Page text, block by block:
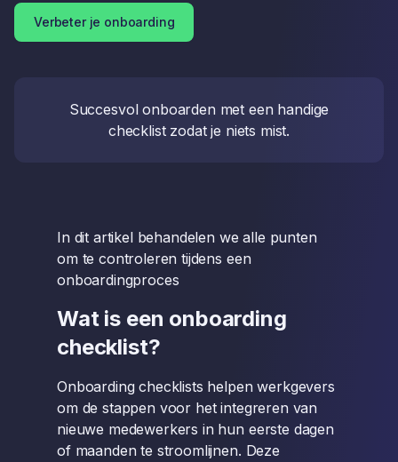
Verbeter je onboarding
Succesvol onboarden met een handige
checklist zodat je niets mist.
In dit artikel behandelen we alle punten
om te controleren tijdens een
onboardingproces
Wat is een onboarding
checklist?
Onboarding checklists helpen werkgevers
om de stappen voor het integreren van
nieuwe medewerkers in hun eerste dagen
of maanden te stroomlijnen. Deze